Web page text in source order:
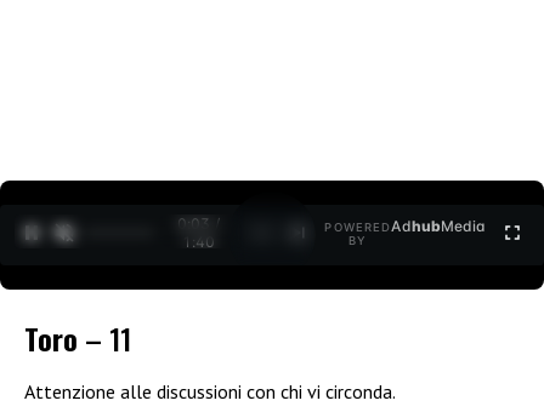
0:03 /
1:40
POWERED
BY
AdhubMedia
Toro – 11
Attenzione alle discussioni con chi vi circonda.